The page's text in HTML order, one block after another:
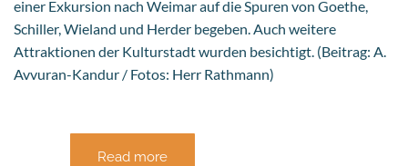
einer Exkursion nach Weimar auf die Spuren von Goethe,
Schiller, Wieland und Herder begeben. Auch weitere
Attraktionen der Kulturstadt wurden besichtigt. (Beitrag: A.
Avvuran-Kandur / Fotos: Herr Rathmann)
Read more